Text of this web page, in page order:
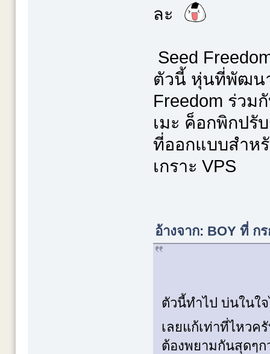
ละ
Seed
ตัวนี้ หุ่นที่พัฒน
Freedom ร่วม
เมะ ค็อกพิกปรั
ที่ออกแบบสำห
เกราะ VPS
อ้างจาก: BOY ที่ ก
ตัวนี้ทำไป บ่นในใ
เลยแก้เท่าที่ไหว
ต้องพยามกันสุดๆ